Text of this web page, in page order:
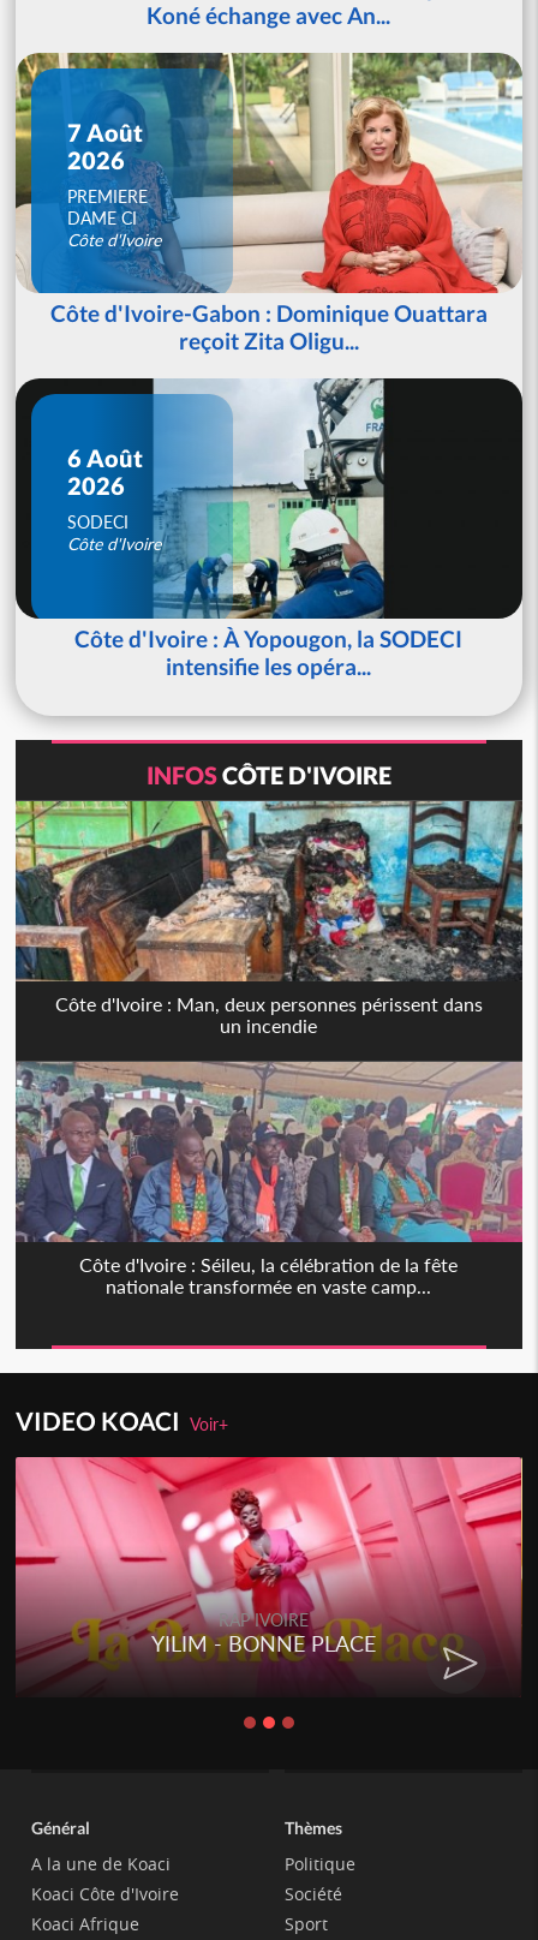
Koné échange avec An...
7 Août
2026
PREMIERE
DAME CI
Côte d'Ivoire
Côte d'Ivoire-Gabon : Dominique Ouattara
reçoit Zita Oligu...
6 Août
2026
SODECI
Côte d'Ivoire
Côte d'Ivoire : À Yopougon, la SODECI
intensifie les opéra...
INFOSCÔTE D'IVOIRE
Côte d'Ivoire : Man, deux personnes périssent dans
un incendie
Côte d'Ivoire : Séileu, la célébration de la fête
nationale transformée en vaste camp...
VIDEO KOACIVoir+
RAP IVOIRE
YILIM - BONNE PLACE
Général
A la une de Koaci
Koaci Côte d'Ivoire
Koaci Afrique
Thèmes
Politique
Société
Sport